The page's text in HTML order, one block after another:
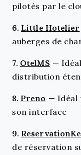
pilotés par le
6. Little Hotelier
auberges de
7. OtelMS —
distribution
8. Preno — Idéal
son interface
9.
de réservation